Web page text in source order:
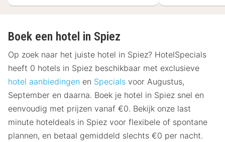
Boek een hotel in Spiez
Op zoek naar het juiste hotel in Spiez? HotelSpecials
heeft 0 hotels in Spiez beschikbaar met exclusieve
hotel aanbiedingen en Specials voor Augustus,
September en daarna. Boek je hotel in Spiez snel en
eenvoudig met prijzen vanaf €0. Bekijk onze last
minute hoteldeals in Spiez voor flexibele of spontane
plannen, en betaal gemiddeld slechts €0 per nacht.